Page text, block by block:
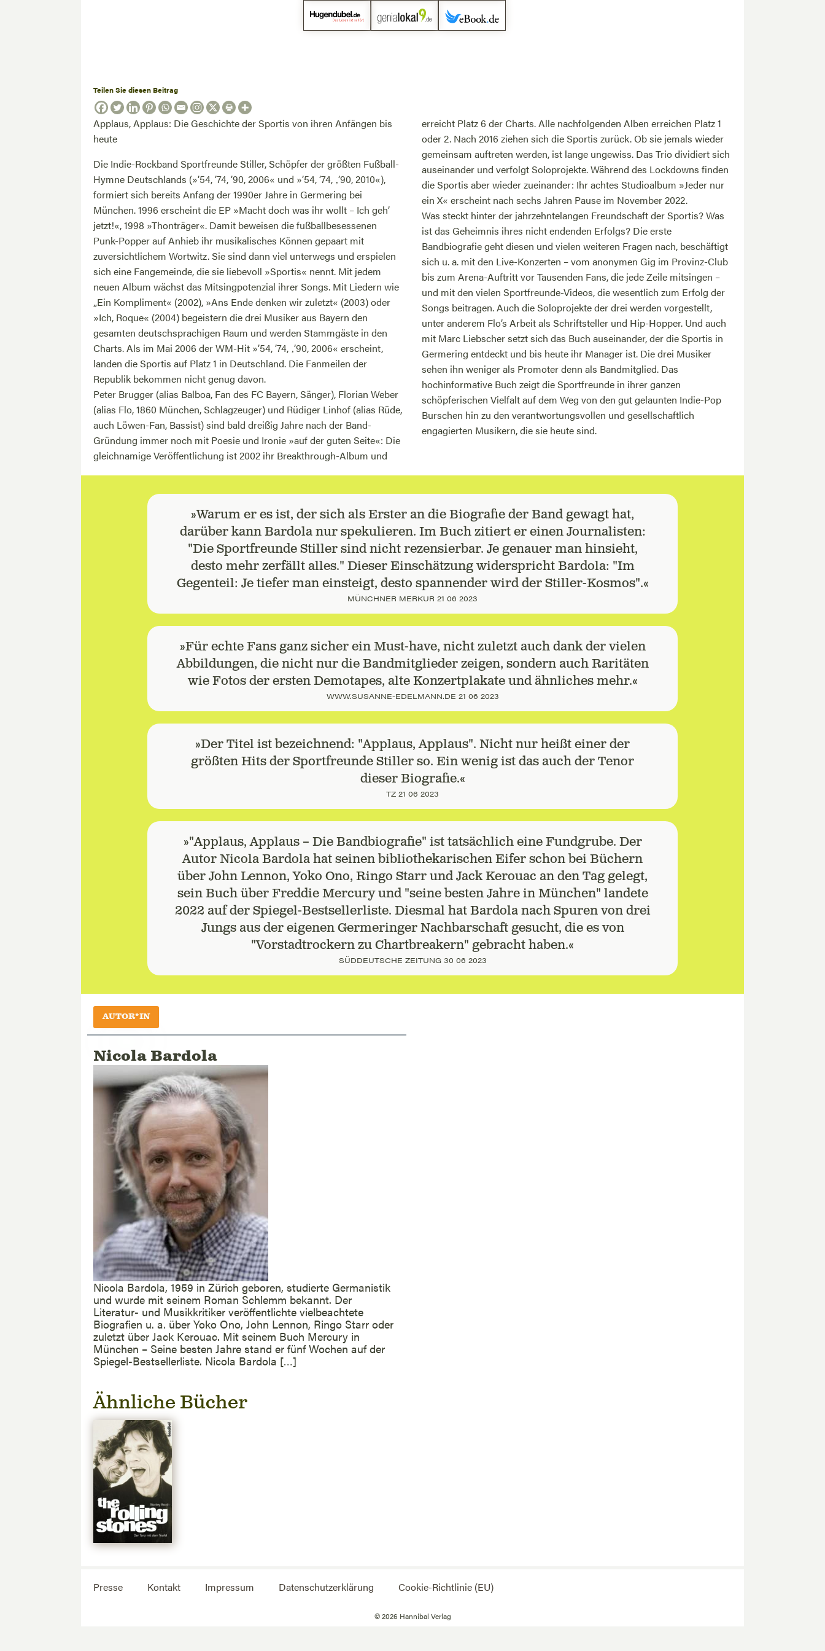
Teilen Sie diesen Beitrag
Applaus, Applaus: Die Geschichte der Sportis von ihren Anfängen bis
heute
Die Indie-Rockband Sportfreunde Stiller, Schöpfer der größten Fußball-
Hymne Deutschlands (»’54, ’74, ’90, 2006« und »’54, ’74, ‚’90, 2010«),
formiert sich bereits Anfang der 1990er Jahre in Germering bei
München. 1996 erscheint die EP »Macht doch was ihr wollt – Ich geh’
jetzt!«, 1998 »Thonträger«. Damit beweisen die fußballbesessenen
Punk-Popper auf Anhieb ihr musikalisches Können gepaart mit
zuversichtlichem Wortwitz. Sie sind dann viel unterwegs und erspielen
sich eine Fangemeinde, die sie liebevoll »Sportis« nennt. Mit jedem
neuen Album wächst das Mitsingpotenzial ihrer Songs. Mit Liedern wie
„Ein Kompliment« (2002), »Ans Ende denken wir zuletzt« (2003) oder
»Ich, Roque« (2004) begeistern die drei Musiker aus Bayern den
gesamten deutschsprachigen Raum und werden Stammgäste in den
Charts. Als im Mai 2006 der WM-Hit »’54, ’74, ‚’90, 2006« erscheint,
landen die Sportis auf Platz 1 in Deutschland. Die Fanmeilen der
Republik bekommen nicht genug davon.
Peter Brugger (alias Balboa, Fan des FC Bayern, Sänger), Florian Weber
(alias Flo, 1860 München, Schlagzeuger) und Rüdiger Linhof (alias Rüde,
auch Löwen-Fan, Bassist) sind bald dreißig Jahre nach der Band-
Gründung immer noch mit Poesie und Ironie »auf der guten Seite«: Die
gleichnamige Veröffentlichung ist 2002 ihr Breakthrough-Album und
erreicht Platz 6 der Charts. Alle nachfolgenden Alben erreichen Platz 1
oder 2. Nach 2016 ziehen sich die Sportis zurück. Ob sie jemals wieder
gemeinsam auftreten werden, ist lange ungewiss. Das Trio dividiert sich
auseinander und verfolgt Soloprojekte. Während des Lockdowns finden
die Sportis aber wieder zueinander: Ihr achtes Studioalbum »Jeder nur
ein X« erscheint nach sechs Jahren Pause im November 2022.
Was steckt hinter der jahrzehntelangen Freundschaft der Sportis? Was
ist das Geheimnis ihres nicht endenden Erfolgs? Die erste
Bandbiografie geht diesen und vielen weiteren Fragen nach, beschäftigt
sich u. a. mit den Live-Konzerten – vom anonymen Gig im Provinz-Club
bis zum Arena-Auftritt vor Tausenden Fans, die jede Zeile mitsingen –
und mit den vielen Sportfreunde-Videos, die wesentlich zum Erfolg der
Songs beitragen. Auch die Soloprojekte der drei werden vorgestellt,
unter anderem Flo’s Arbeit als Schriftsteller und Hip-Hopper. Und auch
mit Marc Liebscher setzt sich das Buch auseinander, der die Sportis in
Germering entdeckt und bis heute ihr Manager ist. Die drei Musiker
sehen ihn weniger als Promoter denn als Bandmitglied. Das
hochinformative Buch zeigt die Sportfreunde in ihrer ganzen
schöpferischen Vielfalt auf dem Weg von den gut gelaunten Indie-Pop
Burschen hin zu den verantwortungsvollen und gesellschaftlich
engagierten Musikern, die sie heute sind.
»Warum er es ist, der sich als Erster an die Biografie der Band gewagt hat,
darüber kann Bardola nur spekulieren. Im Buch zitiert er einen Journalisten:
"Die Sportfreunde Stiller sind nicht rezensierbar. Je genauer man hinsieht,
desto mehr zerfällt alles." Dieser Einschätzung widerspricht Bardola: "Im
Gegenteil: Je tiefer man einsteigt, desto spannender wird der Stiller-Kosmos".«
MÜNCHNER MERKUR 21 06 2023
»Für echte Fans ganz sicher ein Must-have, nicht zuletzt auch dank der vielen
Abbildungen, die nicht nur die Bandmitglieder zeigen, sondern auch Raritäten
wie Fotos der ersten Demotapes, alte Konzertplakate und ähnliches mehr.«
WWW.SUSANNE-EDELMANN.DE 21 06 2023
»Der Titel ist bezeichnend: "Applaus, Applaus". Nicht nur heißt einer der
größten Hits der Sportfreunde Stiller so. Ein wenig ist das auch der Tenor
dieser Biografie.«
TZ 21 06 2023
»"Applaus, Applaus – Die Bandbiografie" ist tatsächlich eine Fundgrube. Der
Autor Nicola Bardola hat seinen bibliothekarischen Eifer schon bei Büchern
über John Lennon, Yoko Ono, Ringo Starr und Jack Kerouac an den Tag gelegt,
sein Buch über Freddie Mercury und "seine besten Jahre in München" landete
2022 auf der Spiegel-Bestsellerliste. Diesmal hat Bardola nach Spuren von drei
Jungs aus der eigenen Germeringer Nachbarschaft gesucht, die es von
"Vorstadtrockern zu Chartbreakern" gebracht haben.«
SÜDDEUTSCHE ZEITUNG 30 06 2023
AUTOR*IN
Nicola Bardola
Nicola Bardola, 1959 in Zürich geboren, studierte Germanistik
und wurde mit seinem Roman Schlemm bekannt. Der
Literatur- und Musikkritiker veröffentlichte vielbeachtete
Biografien u. a. über Yoko Ono, John Lennon, Ringo Starr oder
zuletzt über Jack Kerouac. Mit seinem Buch Mercury in
München – Seine besten Jahre stand er fünf Wochen auf der
Spiegel-Bestsellerliste. Nicola Bardola […]
Ähnliche Bücher
Presse Kontakt Impressum Datenschutzerklärung Cookie-Richtlinie (EU)
©2026 Hannibal Verlag